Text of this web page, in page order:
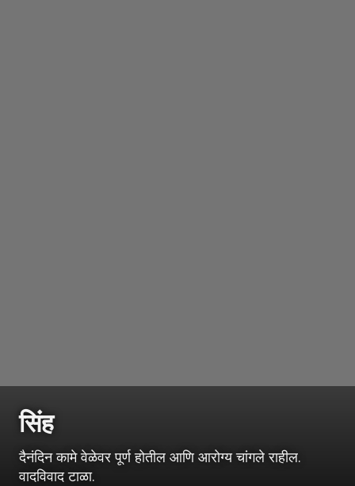
सिंह
दैनंदिन कामे वेळेवर पूर्ण होतील आणि आरोग्य चांगले राहील.
वादविवाद टाळा.